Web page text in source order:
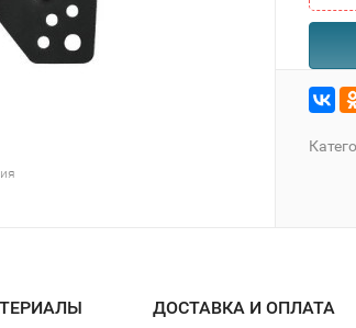
ДОСТАВКА И ОПЛАТА